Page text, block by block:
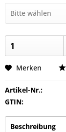
Merken
Artikel-Nr.:
GTIN:
Beschreibung